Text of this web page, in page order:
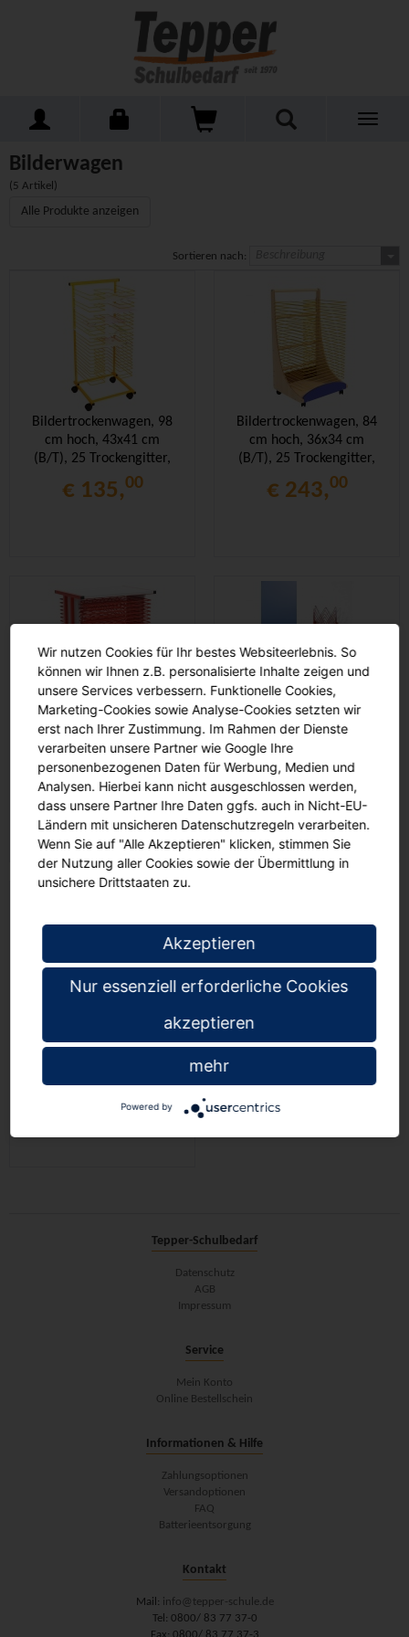
Toggle
Home Schulmöbel Bilderwagen
Bilderwagen
(5 Artikel)
Alle Produkte anzeigen
Sortieren nach:
Bildertrockenwagen, 98
cm hoch, 43x41 cm
(B/T), 25 Trockengitter,
€ 135,00
Bildertrockenwagen, 84
cm hoch, 36x34 cm
(B/T), 25 Trockengitter,
€ 243,00
Bildertrockenwagen, 83
cm hoch, 60x42 cm
(B/T), 25 Trockengitter,
€ 314,00
Bildertrockenregal, 85
cm hoch, 43x26 cm
(B/T), 17 Trockengitter,
€ 156,00
Bastelwagen, B/H/T 113
x 71 x 53 cm, mit 3
€ 667,
Tepper-Schulbedarf
Datenschutz
AGB
Impressum
Service
Mein Konto
Online Bestellschein
Informationen & Hilfe
Zahlungsoptionen
Versandoptionen
FAQ
Batterieentsorgung
Kontakt
Mail: info@tepper-schule.de
Tel: 0800/ 83 77 37-0
Wir nutzen Cookies für Ihr bestes Websiteerlebnis. So
können wir Ihnen z.B. personalisierte Inhalte zeigen und
unsere Services verbessern. Funktionelle Cookies,
Marketing-Cookies sowie Analyse-Cookies setzten wir
erst nach Ihrer Zustimmung. Im Rahmen der Dienste
verarbeiten unsere Partner wie Google Ihre
personenbezogenen Daten für Werbung, Medien und
Analysen. Hierbei kann nicht ausgeschlossen werden,
dass unsere Partner Ihre Daten ggfs. auch in Nicht-EU-
Ländern mit unsicheren Datenschutzregeln verarbeiten.
Wenn Sie auf "Alle Akzeptieren" klicken, stimmen Sie
der Nutzung aller Cookies sowie der Übermittlung in
unsichere Drittstaaten zu.
Akzeptieren
Nur essenziell erforderliche Cookies
akzeptieren
mehr
Powered by